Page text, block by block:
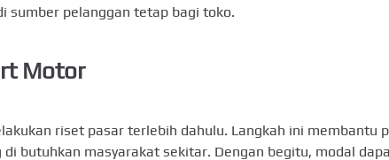
sumber pelanggan tetap bagi toko.
Motor
riset pasar terlebih dahulu. Langkah ini membantu
butuhkan masyarakat sekitar. Dengan begitu, modal